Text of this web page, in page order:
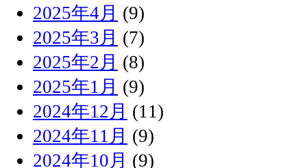
2025年4月 (9)
2025年3月 (7)
2025年2月 (8)
2025年1月 (9)
2024年12月 (11)
2024年11月 (9)
2024年10月 (9)